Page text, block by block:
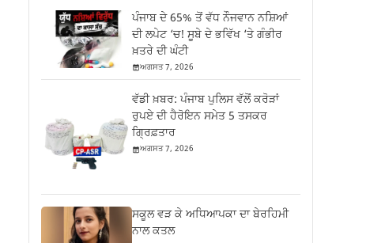
ਪੰਜਾਬ ਦੇ 65% ਤੋਂ ਵੱਧ ਨੌਜਵਾਨ ਨਸ਼ਿਆਂ
ਦੀ ਲਪੇਟ ‘ਚ! ਸੂਬੇ ਦੇ ਭਵਿੱਖ ‘ਤੇ ਗੰਭੀਰ
ਖ਼ਤਰੇ ਦੀ ਘੰਟੀ
ਅਗਸਤ 7, 2026
ਵੱਡੀ ਖ਼ਬਰ: ਪੰਜਾਬ ਪੁਲਿਸ ਵੱਲੋਂ ਕਰੋੜਾਂ
ਰੁਪਏ ਦੀ ਹੈਰੋਇਨ ਸਮੇਤ 5 ਤਸਕਰ
ਗ੍ਰਿਫ਼ਤਾਰ
ਅਗਸਤ 7, 2026
ਸਕੂਲ ਵੜ ਕੇ ਅਧਿਆਪਕਾ ਦਾ ਬੇਰਹਿਮੀ
ਨਾਲ ਕਤਲ